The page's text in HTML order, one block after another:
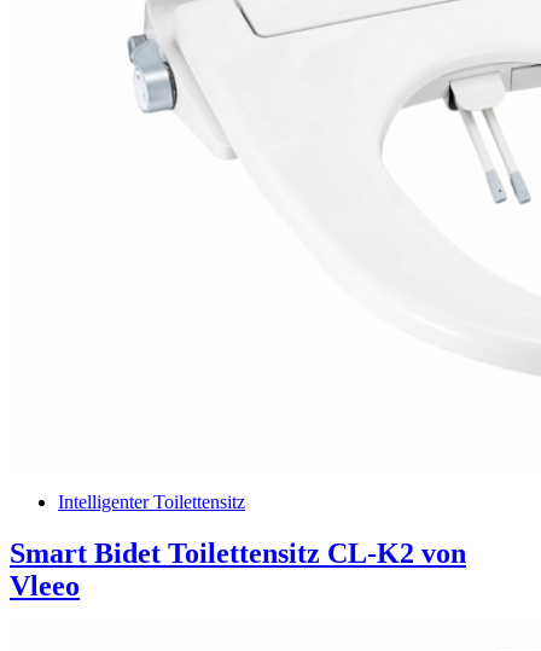
Intelligenter Toilettensitz
Smart Bidet Toilettensitz CL-K2 von
Vleeo